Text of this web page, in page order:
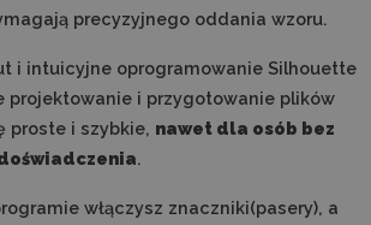
precyzyjnego oddania wzoru.
i intuicyjne oprogramowanie Silhouette
projektowanie i przygotowanie plików
proste i szybkie, nawet dla osób bez
.
włączysz znaczniki(pasery), a